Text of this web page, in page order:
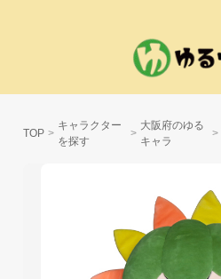
TOP
キャラクター
を探す
大阪府のゆる
キャラ